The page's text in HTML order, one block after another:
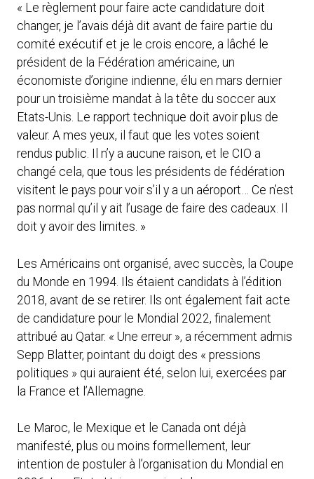
« Le règlement pour faire acte candidature doit
changer, je l’avais déjà dit avant de faire partie du
comité exécutif et je le crois encore, a lâché le
président de la Fédération américaine, un
économiste d’origine indienne, élu en mars dernier
pour un troisième mandat à la tête du soccer aux
Etats-Unis. Le rapport technique doit avoir plus de
valeur. A mes yeux, il faut que les votes soient
rendus public. Il n’y a aucune raison, et le CIO a
changé cela, que tous les présidents de fédération
visitent le pays pour voir s’il y a un aéroport… Ce n’est
pas normal qu’il y ait l’usage de faire des cadeaux. Il
doit y avoir des limites. »
Les Américains ont organisé, avec succès, la Coupe
du Monde en 1994. Ils étaient candidats à l’édition
2018, avant de se retirer. Ils ont également fait acte
de candidature pour le Mondial 2022, finalement
attribué au Qatar. « Une erreur », a récemment admis
Sepp Blatter, pointant du doigt des « pressions
politiques » qui auraient été, selon lui, exercées par
la France et l’Allemagne.
Le Maroc, le Mexique et le Canada ont déjà
manifesté, plus ou moins formellement, leur
intention de postuler à l’organisation du Mondial en